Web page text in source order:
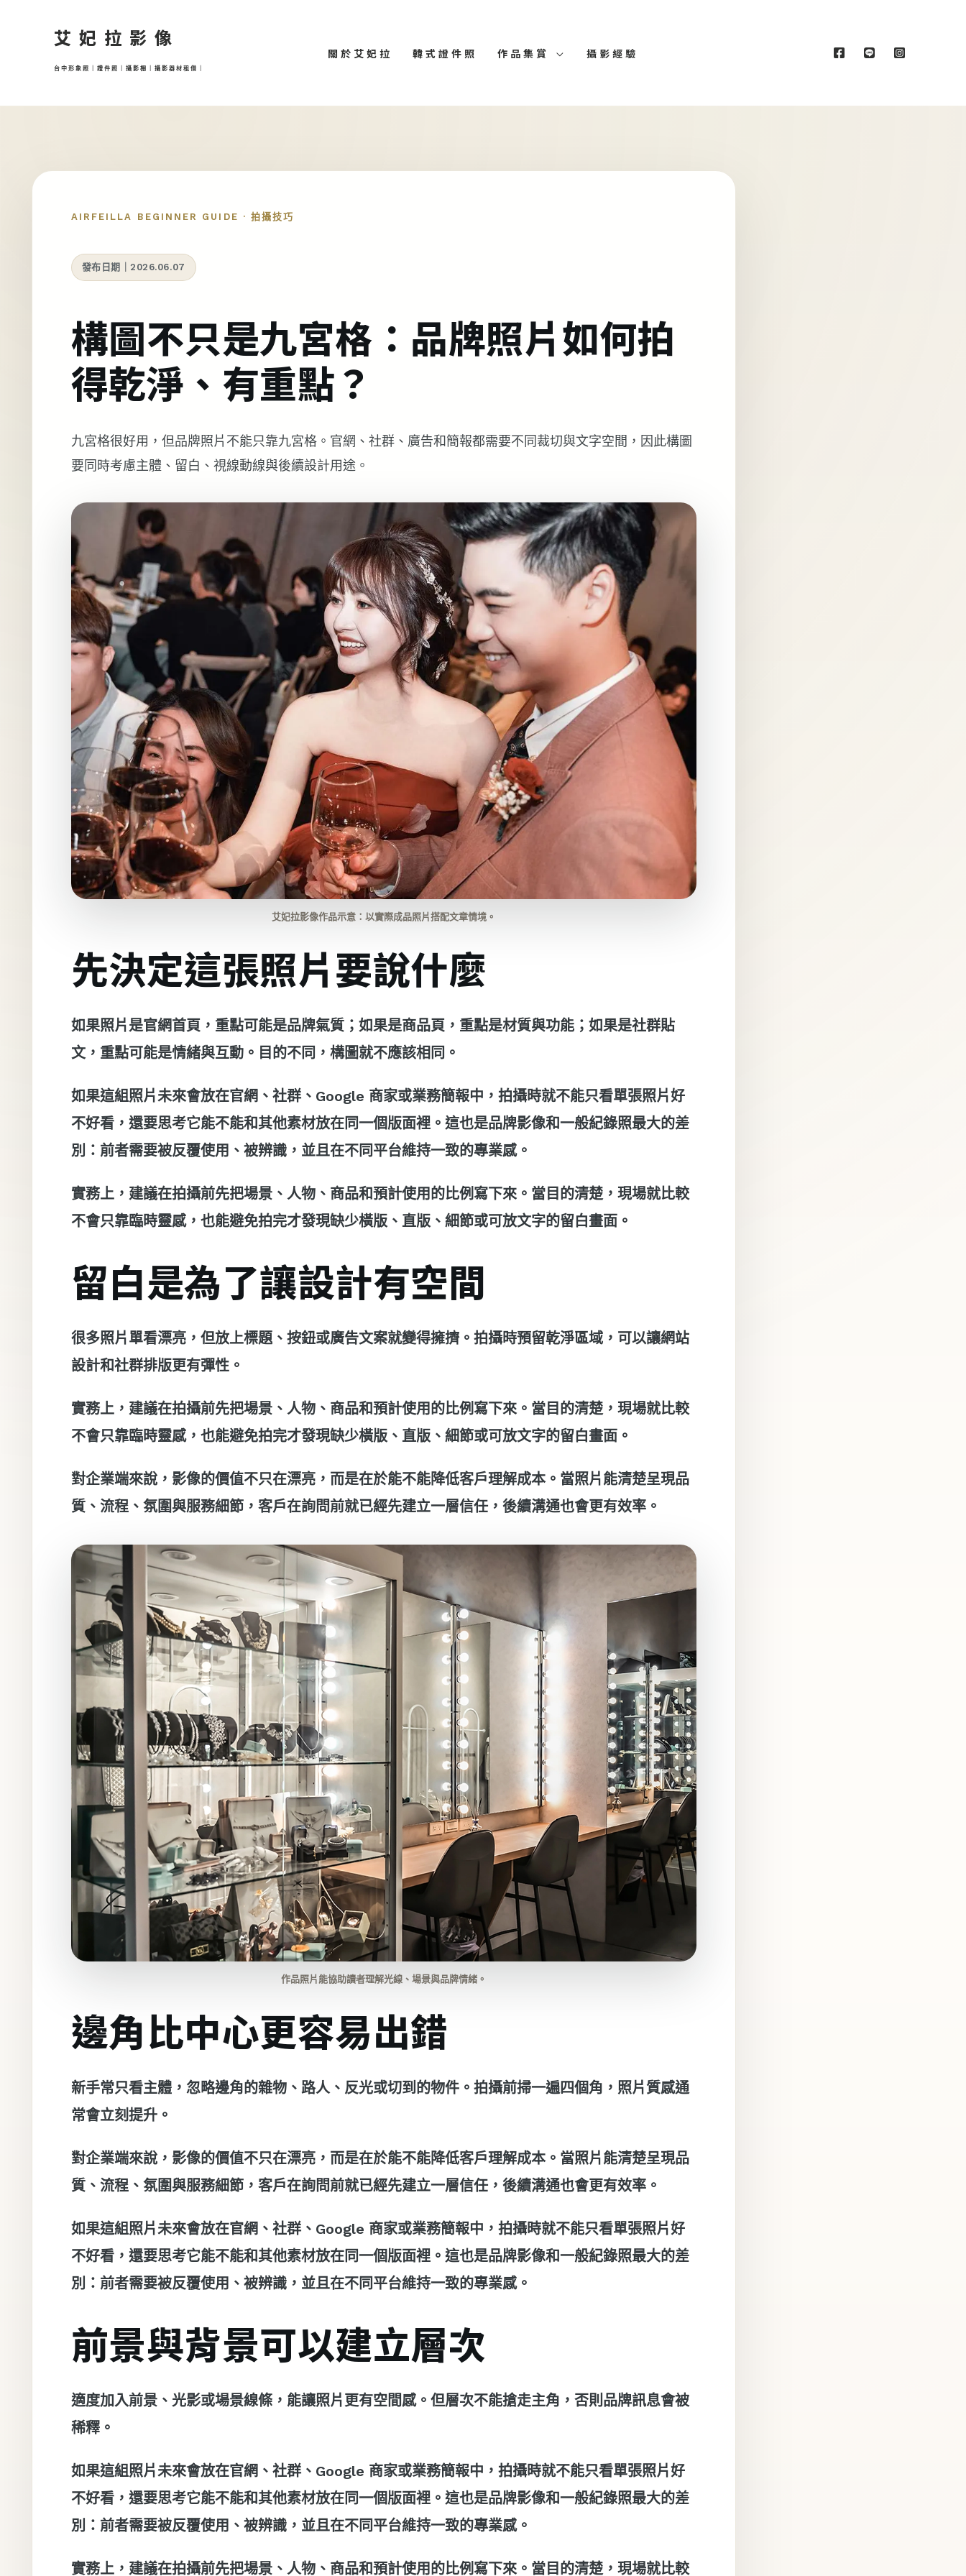
艾妃拉影像
台中形象照｜證件照｜攝影棚｜攝影器材租借｜
關於艾妃拉 韓式證件照 作品集賞 攝影經驗
AIRFEILLA BEGINNER GUIDE · 拍攝技巧
發布日期｜2026.06.07
構圖不只是九宮格：品牌照片如何拍
得乾淨、有重點？
九宮格很好用，但品牌照片不能只靠九宮格。官網、社群、廣告和簡報都需要不同裁切與文字空間，因此構圖
要同時考慮主體、留白、視線動線與後續設計用途。
艾妃拉影像作品示意：以實際成品照片搭配文章情境。
先決定這張照片要說什麼
如果照片是官網首頁，重點可能是品牌氣質；如果是商品頁，重點是材質與功能；如果是社群貼
文，重點可能是情緒與互動。目的不同，構圖就不應該相同。
如果這組照片未來會放在官網、社群、Google 商家或業務簡報中，拍攝時就不能只看單張照片好
不好看，還要思考它能不能和其他素材放在同一個版面裡。這也是品牌影像和一般紀錄照最大的差
別：前者需要被反覆使用、被辨識，並且在不同平台維持一致的專業感。
實務上，建議在拍攝前先把場景、人物、商品和預計使用的比例寫下來。當目的清楚，現場就比較
不會只靠臨時靈感，也能避免拍完才發現缺少橫版、直版、細節或可放文字的留白畫面。
留白是為了讓設計有空間
很多照片單看漂亮，但放上標題、按鈕或廣告文案就變得擁擠。拍攝時預留乾淨區域，可以讓網站
設計和社群排版更有彈性。
實務上，建議在拍攝前先把場景、人物、商品和預計使用的比例寫下來。當目的清楚，現場就比較
不會只靠臨時靈感，也能避免拍完才發現缺少橫版、直版、細節或可放文字的留白畫面。
對企業端來說，影像的價值不只在漂亮，而是在於能不能降低客戶理解成本。當照片能清楚呈現品
質、流程、氛圍與服務細節，客戶在詢問前就已經先建立一層信任，後續溝通也會更有效率。
作品照片能協助讀者理解光線、場景與品牌情緒。
邊角比中心更容易出錯
新手常只看主體，忽略邊角的雜物、路人、反光或切到的物件。拍攝前掃一遍四個角，照片質感通
常會立刻提升。
對企業端來說，影像的價值不只在漂亮，而是在於能不能降低客戶理解成本。當照片能清楚呈現品
質、流程、氛圍與服務細節，客戶在詢問前就已經先建立一層信任，後續溝通也會更有效率。
如果這組照片未來會放在官網、社群、Google 商家或業務簡報中，拍攝時就不能只看單張照片好
不好看，還要思考它能不能和其他素材放在同一個版面裡。這也是品牌影像和一般紀錄照最大的差
別：前者需要被反覆使用、被辨識，並且在不同平台維持一致的專業感。
前景與背景可以建立層次
適度加入前景、光影或場景線條，能讓照片更有空間感。但層次不能搶走主角，否則品牌訊息會被
稀釋。
如果這組照片未來會放在官網、社群、Google 商家或業務簡報中，拍攝時就不能只看單張照片好
不好看，還要思考它能不能和其他素材放在同一個版面裡。這也是品牌影像和一般紀錄照最大的差
別：前者需要被反覆使用、被辨識，並且在不同平台維持一致的專業感。
實務上，建議在拍攝前先把場景、人物、商品和預計使用的比例寫下來。當目的清楚，現場就比較